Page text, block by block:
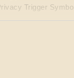
Trigger